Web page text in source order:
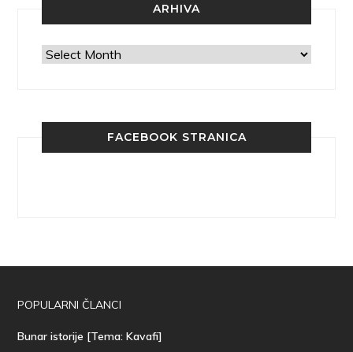
ARHIVA
Arhiva
FACEBOOK STRANICA
POPULARNI ČLANCI
Bunar istorije [Tema: Kavafi]